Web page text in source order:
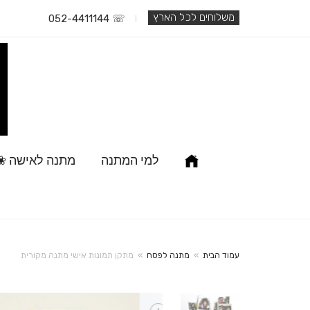
משלוחים לכל הארץ ☏ 052-4411144
למי המתנה מתנה לאישה
עמוד הבית » מתנה לפסח » מתקן תמונות אישי מתנה מקורית